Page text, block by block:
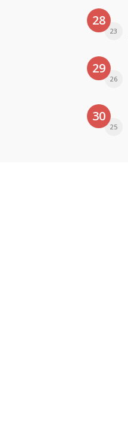
28
23
29
26
30
25